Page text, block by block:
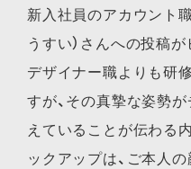
新入社員のアカウント
うすい）さんへの投稿
デザイナー職よりも研
すが、その真摯な姿勢
えていることが伝わる
ックアップは、ご本人